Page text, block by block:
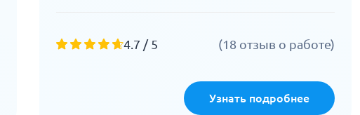
4.7 / 5 (18 отзыв о работе)
Узнать подробнее